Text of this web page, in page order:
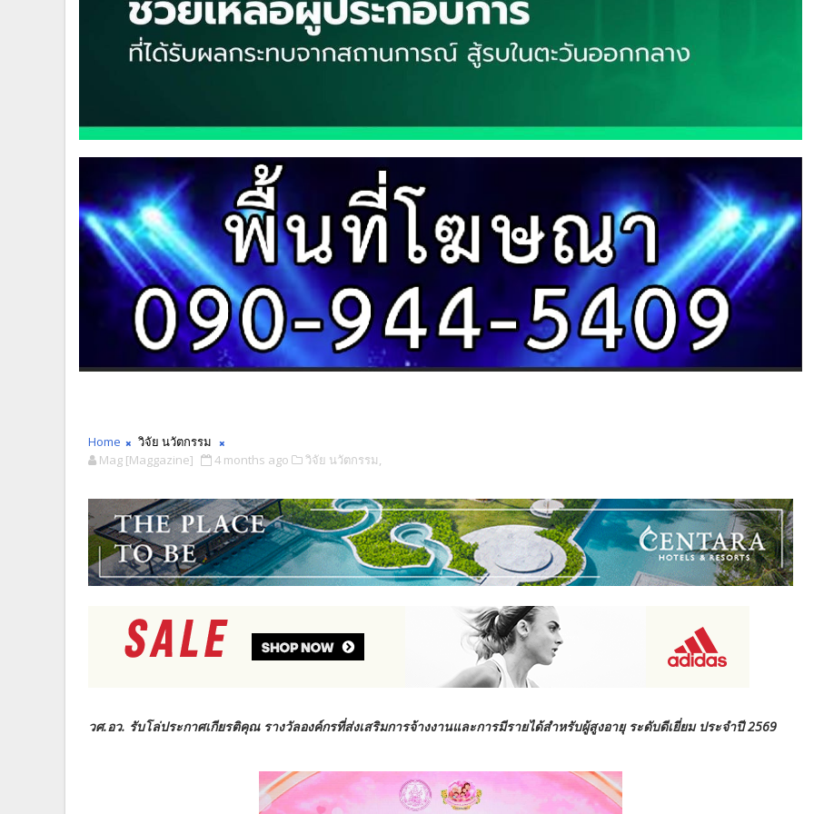
Home
วิจัย นวัตกรรม
Mag [Maggazine]
4 months ago วิจัย นวัตกรรม,
วศ.อว. รับโล่ประกาศเกียรติคุณ รางวัลองค์กรที่ส่งเสริมการจ้างงานและการมีรายได้สำหรับผู้สูงอายุ ระดับดีเยี่ยม ประจำปี 2569